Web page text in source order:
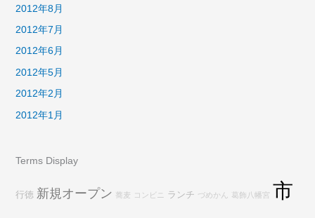
2012年8月
2012年7月
2012年6月
2012年5月
2012年2月
2012年1月
Terms Display
行徳 新規オープン 蕎麦 コンビニ ランチ づめかん 葛飾八幡宮 市